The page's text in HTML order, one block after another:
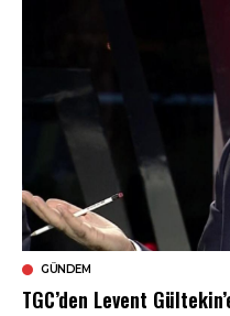
GÜNDEM
TGC’den Levent